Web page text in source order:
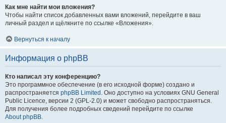
Как мне найти мои вложения?
Чтобы найти список добавленных вами вложений, перейдите в ваш
личный раздел и щёлкните по ссылке «Вложения».
Вернуться к началу
Информация о phpBB
Кто написал эту конференцию?
Это программное обеспечение (в его исходной форме) создано и
распространяется phpBB Limited . Оно доступно на условиях GNU General
Public Licence, версии 2 (GPL-2.0) и может свободно распространяться.
Для получения более подробных сведений перейдите по ссылке
About phpBB.